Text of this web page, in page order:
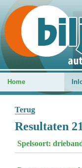
Home
Terug
Resultaten
Spelsoort: